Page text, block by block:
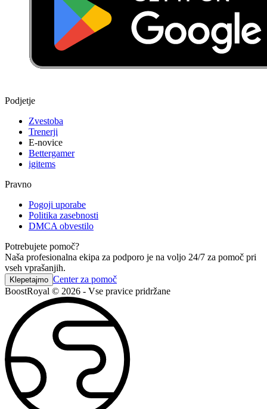
Podjetje
Zvestoba
Trenerji
E-novice
Bettergamer
igitems
Pravno
Pogoji uporabe
Politika zasebnosti
DMCA obvestilo
Potrebujete pomoč?
Naša profesionalna ekipa za podporo je na voljo 24/7 za pomoč pri
vseh vprašanjih.
Klepetajmo Center za pomoč
BoostRoyal © 2026 - Vse pravice pridržane